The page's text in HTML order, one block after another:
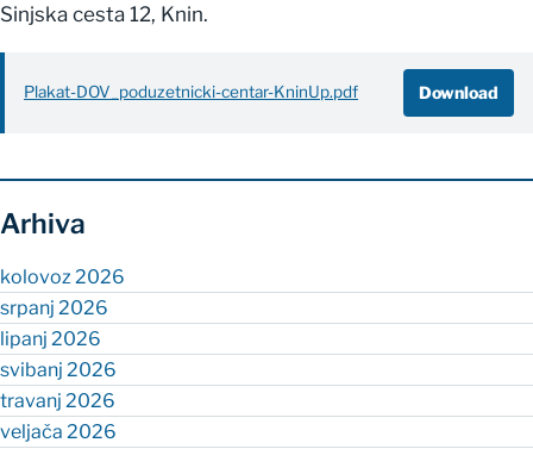
Sinjska cesta 12, Knin.
Plakat-DOV_poduzetnicki-centar-KninUp.pdf Download
Arhiva
kolovoz 2026
srpanj 2026
lipanj 2026
svibanj 2026
travanj 2026
veljača 2026